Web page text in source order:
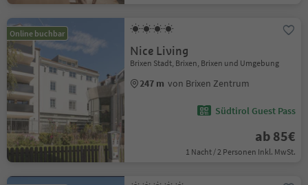
Online buchbar
Nice Living
Brixen Stadt, Brixen, Brixen und Umgebung
247 m von Brixen Zentrum
Südtirol Guest Pass
ab 85€
1 Nacht / 2 Personen Inkl. MwSt.